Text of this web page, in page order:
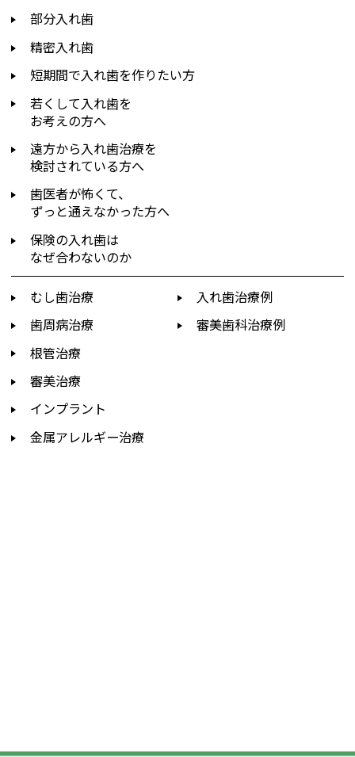
部分入れ歯
精密入れ歯
短期間で入れ歯を作りたい方
若くして入れ歯を
お考えの方へ
遠方から入れ歯治療を
検討されている方へ
歯医者が怖くて、
ずっと通えなかった方へ
保険の入れ歯は
なぜ合わないのか
むし歯治療
歯周病治療
根管治療
審美治療
インプラント
金属アレルギー治療
入れ歯治療例
審美歯科治療例